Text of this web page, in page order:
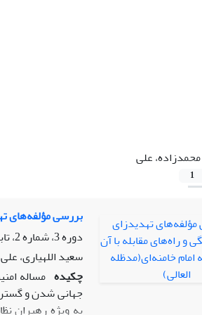
محمدزاده، علی
1
بررسی مؤلفه‌های
دوره 3، شماره 2، تابستان 1401، صفحه
سعید اللهیاری،
چکیده مساله
جهانی شدن و
به ویژه رهبران